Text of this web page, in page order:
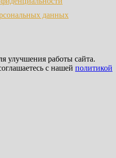
данных
улучшения работы сайта.
с нашей политикой